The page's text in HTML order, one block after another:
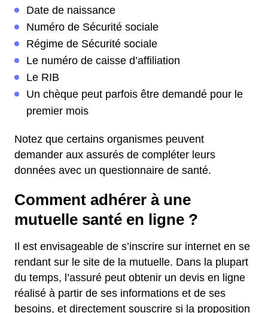
Date de naissance
Numéro de Sécurité sociale
Régime de Sécurité sociale
Le numéro de caisse d’affiliation
Le RIB
Un chèque peut parfois être demandé pour le
premier mois
Notez que certains organismes peuvent
demander aux assurés de compléter leurs
données avec un questionnaire de santé.
Comment adhérer à une
mutuelle santé en ligne ?
Il est envisageable de s’inscrire sur internet en se
rendant sur le site de la mutuelle. Dans la plupart
du temps, l’assuré peut obtenir un devis en ligne
réalisé à partir de ses informations et de ses
besoins, et directement souscrire si la proposition